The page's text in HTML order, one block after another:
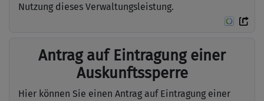
Nutzung dieses Verwaltungsleistung.
Antrag auf Eintragung einer
Auskunftssperre
Hier können Sie einen Antrag auf Eintragung einer